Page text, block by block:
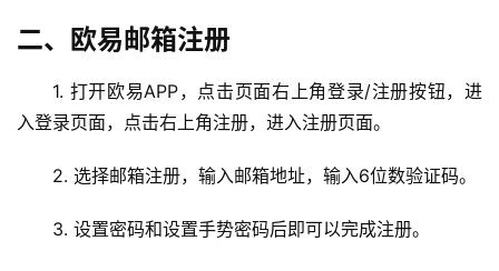
二、欧易邮箱注册
1. 打开欧易APP，点击页面右上角登录/注册按钮，进
入登录页面，点击右上角注册，进入注册页面。
2. 选择邮箱注册，输入邮箱地址，输入6位数验证码。
3. 设置密码和设置手势密码后即可以完成注册。